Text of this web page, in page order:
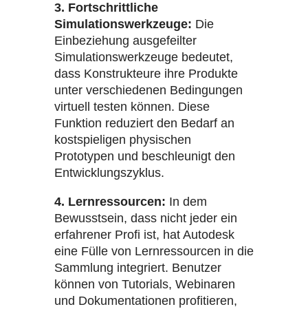
3. Fortschrittliche
Simulationswerkzeuge: Die
Einbeziehung ausgefeilter
Simulationswerkzeuge bedeutet,
dass Konstrukteure ihre Produkte
unter verschiedenen Bedingungen
virtuell testen können. Diese
Funktion reduziert den Bedarf an
kostspieligen physischen
Prototypen und beschleunigt den
Entwicklungszyklus.
4. Lernressourcen: In dem
Bewusstsein, dass nicht jeder ein
erfahrener Profi ist, hat Autodesk
eine Fülle von Lernressourcen in die
Sammlung integriert. Benutzer
können von Tutorials, Webinaren
und Dokumentationen profitieren,